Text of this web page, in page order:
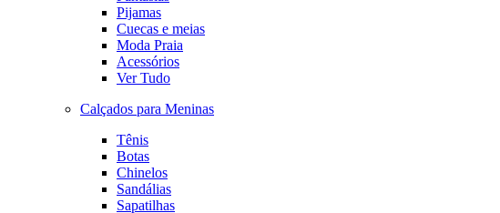
Pijamas
Cuecas e meias
Moda Praia
Acessórios
Ver Tudo
Calçados para Meninas
Tênis
Botas
Chinelos
Sandálias
Sapatilhas